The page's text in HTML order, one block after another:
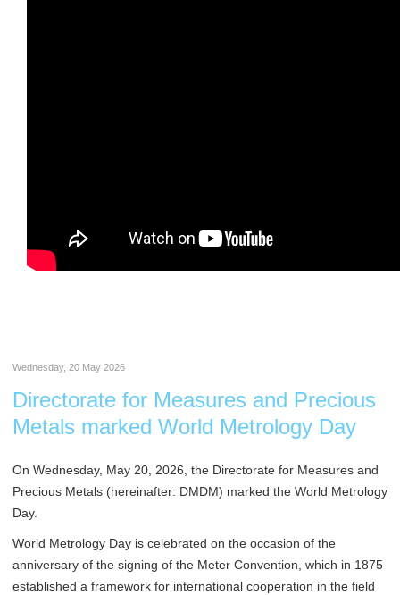
Wednesday, 20 May 2026
Directorate for Measures and Precious
Metals marked World Metrology Day
On Wednesday, May 20, 2026, the Directorate for Measures and
Precious Metals (hereinafter: DMDM) marked the World Metrology
Day.
World Metrology Day is celebrated on the occasion of the
anniversary of the signing of the Meter Convention, which in 1875
established a framework for international cooperation in the field